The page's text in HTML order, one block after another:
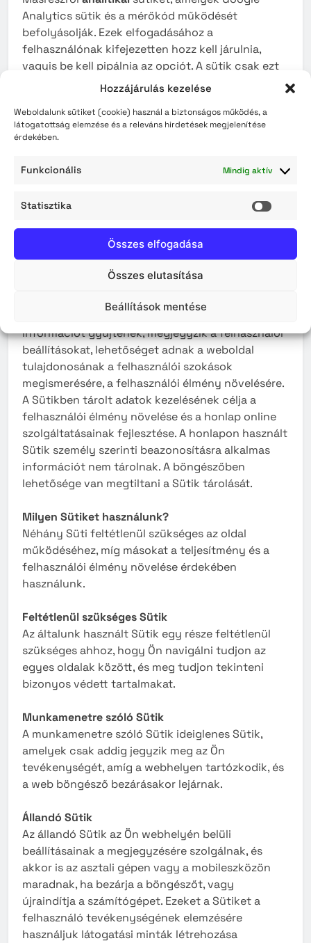
Hozzájárulás kezelése
Weboldalunk sütiket (cookie) használ a biztonságos működés, a
látogatottság elemzése és a releváns hirdetések megjelenítése
érdekében.
Funkcionális Mindig aktív
Statisztika
Összes elfogadása
Összes elutasítása
Beállítások mentése
Analytics sütik és a mérőkód működését
befolyásolják. Ezek elfogadásához a
felhasználónak kifejezetten hozz kell járulnia,
vagyis be kell pipálnia az opciót. A sütik csak ezt
követően lépnek érvénybe. Az adatkezelés
A weboldal lehetőséget biztosít arra, hogy a
beállításokat bármikor megváltoztassa.
Sütik
A Süti egy olyan fájl, amely akkor kerül(het) a
számítógépre vagy a böngészésre használt más
eszközre, amikor a látogató egy weboldalt látogat
meg. A Sütik a honlap használatával kapcsolatos
információkat őriznek meg. A Sütik többféle
információt gyűjtenek, megjegyzik a felhasználói
beállításokat, lehetőséget adnak a weboldal
tulajdonosának a felhasználói szokások
megismerésére, a felhasználói élmény növelésére.
A Sütikben tárolt adatok kezelésének célja a
felhasználói élmény növelése és a honlap online
szolgáltatásainak fejlesztése. A honlapon használt
Sütik személy szerinti beazonosításra alkalmas
információt nem tárolnak. A böngészőben
lehetősége van megtiltani a Sütik tárolását.
Milyen Sütiket használunk?
Néhány Süti feltétlenül szükséges az oldal
működéséhez, míg másokat a teljesítmény és a
felhasználói élmény növelése érdekében
használunk.
Feltétlenül szükséges Sütik
Az általunk használt Sütik egy része feltétlenül
szükséges ahhoz, hogy Ön navigálni tudjon az
egyes oldalak között, és meg tudjon tekinteni
bizonyos védett tartalmakat.
Munkamenetre szóló Sütik
A munkamenetre szóló Sütik ideiglenes Sütik,
amelyek csak addig jegyzik meg az Ön
tevékenységét, amíg a webhelyen tartózkodik, és
a web böngésző bezárásakor lejárnak.
Állandó Sütik
Az állandó Sütik az Ön webhelyén belüli
beállításainak a megjegyzésére szolgálnak, és
akkor is az asztali gépen vagy a mobileszközön
maradnak, ha bezárja a böngészőt, vagy
újraindítja a számítógépet. Ezeket a Sütiket a
felhasználó tevékenységének elemzésére
használjuk látogatási minták létrehozása